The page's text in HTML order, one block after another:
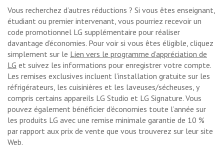
Vous recherchez d’autres réductions ? Si vous êtes enseignant,
étudiant ou premier intervenant, vous pourriez recevoir un
code promotionnel LG supplémentaire pour réaliser
davantage d’économies. Pour voir si vous êtes éligible, cliquez
simplement sur le Lien vers le programme d’appréciation de
LG et suivez les informations pour enregistrer votre compte.
Les remises exclusives incluent l’installation gratuite sur les
réfrigérateurs, les cuisinières et les laveuses/sécheuses, y
compris certains appareils LG Studio et LG Signature. Vous
pouvez également bénéficier d’économies toute l’année sur
les produits LG avec une remise minimale garantie de 10 %
par rapport aux prix de vente que vous trouverez sur leur site
Web.